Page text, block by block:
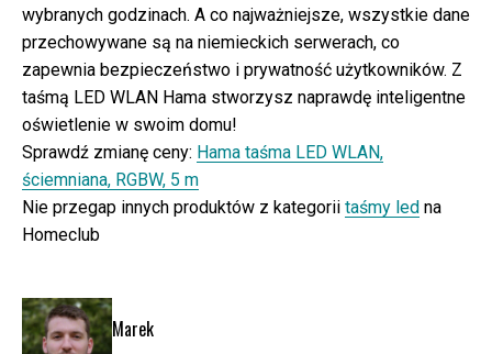
wybranych godzinach. A co najważniejsze, wszystkie dane
przechowywane są na niemieckich serwerach, co
zapewnia bezpieczeństwo i prywatność użytkowników. Z
taśmą LED WLAN Hama stworzysz naprawdę inteligentne
oświetlenie w swoim domu!
Sprawdź zmianę ceny: Hama taśma LED WLAN,
ściemniana, RGBW, 5 m
Nie przegap innych produktów z kategorii taśmy led na
Homeclub
Marek